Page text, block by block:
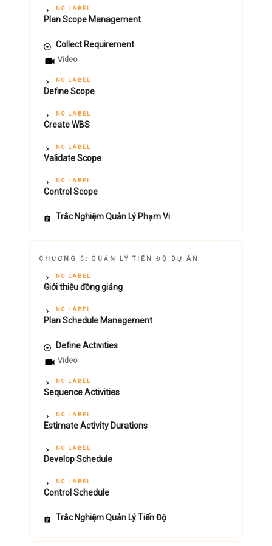
NO LABEL
Plan Scope Management
Collect Requirement
Video
NO LABEL
Define Scope
NO LABEL
Create WBS
NO LABEL
Validate Scope
NO LABEL
Control Scope
Trắc Nghiệm Quản Lý Phạm Vi
CHƯƠNG 5: QUẢN LÝ TIẾN ĐỘ DỰ ÁN
NO LABEL
Giới thiệu đồng giảng
NO LABEL
Plan Schedule Management
Define Activities
Video
NO LABEL
Sequence Activities
NO LABEL
Estimate Activity Durations
NO LABEL
Develop Schedule
NO LABEL
Control Schedule
Trắc Nghiệm Quản Lý Tiến Độ